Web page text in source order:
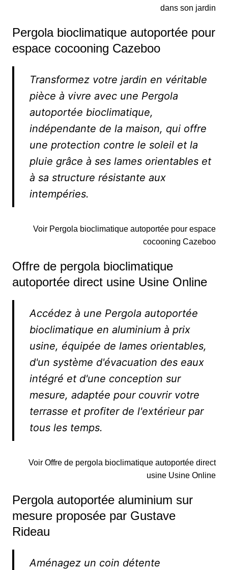
dans son jardin
Pergola bioclimatique autoportée pour
espace cocooning Cazeboo
Transformez votre jardin en véritable
pièce à vivre avec une Pergola
autoportée bioclimatique,
indépendante de la maison, qui offre
une protection contre le soleil et la
pluie grâce à ses lames orientables et
à sa structure résistante aux
intempéries.
Voir Pergola bioclimatique autoportée pour espace
cocooning Cazeboo
Offre de pergola bioclimatique
autoportée direct usine Usine Online
Accédez à une Pergola autoportée
bioclimatique en aluminium à prix
usine, équipée de lames orientables,
d'un système d'évacuation des eaux
intégré et d'une conception sur
mesure, adaptée pour couvrir votre
terrasse et profiter de l'extérieur par
tous les temps.
Voir Offre de pergola bioclimatique autoportée direct
usine Usine Online
Pergola autoportée aluminium sur
mesure proposée par Gustave
Rideau
Aménagez un coin détente